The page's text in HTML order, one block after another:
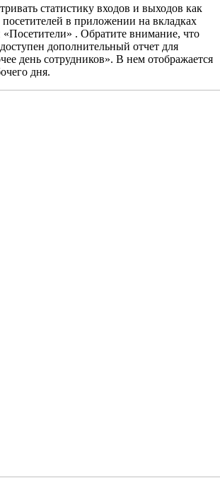
статистику входов и выходов как
посетителей в приложении на вкладках
. Обратите внимание, что
дополнительный отчет для
день сотрудников». В нем отображается
дня.